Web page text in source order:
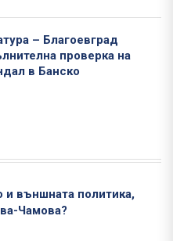
– Благоевград
проверка на
в Банско
и външната политика,
Чамова?